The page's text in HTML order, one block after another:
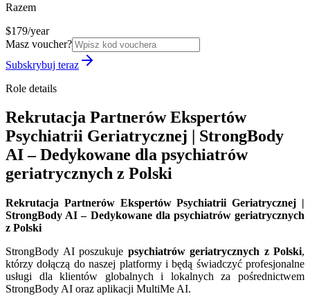
Razem
$179/year
Masz voucher?
Subskrybuj teraz
Role details
Rekrutacja Partnerów Ekspertów
Psychiatrii Geriatrycznej | StrongBody
AI – Dedykowane dla psychiatrów
geriatrycznych z Polski
Rekrutacja Partnerów Ekspertów Psychiatrii Geriatrycznej |
StrongBody AI – Dedykowane dla psychiatrów geriatrycznych
z Polski
StrongBody AI poszukuje psychiatrów geriatrycznych z Polski,
którzy dołączą do naszej platformy i będą świadczyć profesjonalne
usługi dla klientów globalnych i lokalnych za pośrednictwem
StrongBody AI oraz aplikacji MultiMe AI.